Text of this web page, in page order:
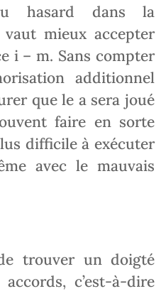
hasard dans la
mieux accepter
i – m. Sans compter
additionnel
que le a sera joué
faire en sorte
difficile à exécuter
avec le mauvais
trouver un doigté
c’est-à-dire